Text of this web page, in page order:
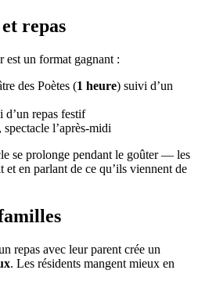
repas
est un format gagnant :
des Poètes (1 heure) suivi d’un
repas festif
l’après-midi
se prolonge pendant le goûter — les
et en parlant de ce qu’ils viennent de
repas avec leur parent crée un
. Les résidents mangent mieux en